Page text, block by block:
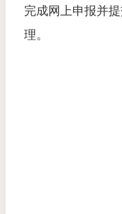
完成网上申报并
理。